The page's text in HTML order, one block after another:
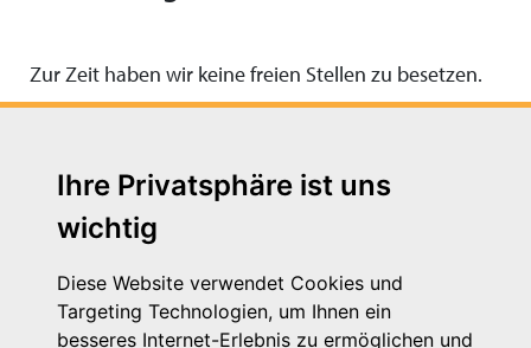
Ihre Privatsphäre ist uns
wichtig
Diese Website verwendet Cookies und
Targeting Technologien, um Ihnen ein
besseres Internet-Erlebnis zu ermöglichen und
Zur Zeit haben wir keine freien Stellen zu besetzen.